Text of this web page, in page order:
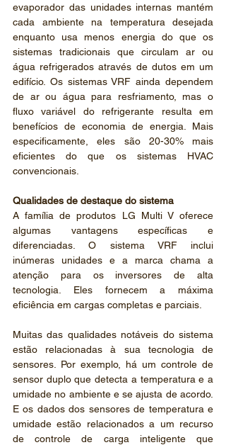
evaporador das unidades internas mantém
cada ambiente na temperatura desejada
enquanto usa menos energia do que os
sistemas tradicionais que circulam ar ou
água refrigerados através de dutos em um
edifício. Os sistemas VRF ainda dependem
de ar ou água para resfriamento, mas o
fluxo variável do refrigerante resulta em
benefícios de economia de energia. Mais
especificamente, eles são 20-30% mais
eficientes do que os sistemas HVAC
convencionais.
Qualidades de destaque do sistema
A família de produtos LG Multi V oferece
algumas vantagens específicas e
diferenciadas. O sistema VRF inclui
inúmeras unidades e a marca chama a
atenção para os inversores de alta
tecnologia. Eles fornecem a máxima
eficiência em cargas completas e parciais.
Muitas das qualidades notáveis ​​do sistema
estão relacionadas à sua tecnologia de
sensores. Por exemplo, há um controle de
sensor duplo que detecta a temperatura e a
umidade no ambiente e se ajusta de acordo.
E os dados dos sensores de temperatura e
umidade estão relacionados a um recurso
de controle de carga inteligente que